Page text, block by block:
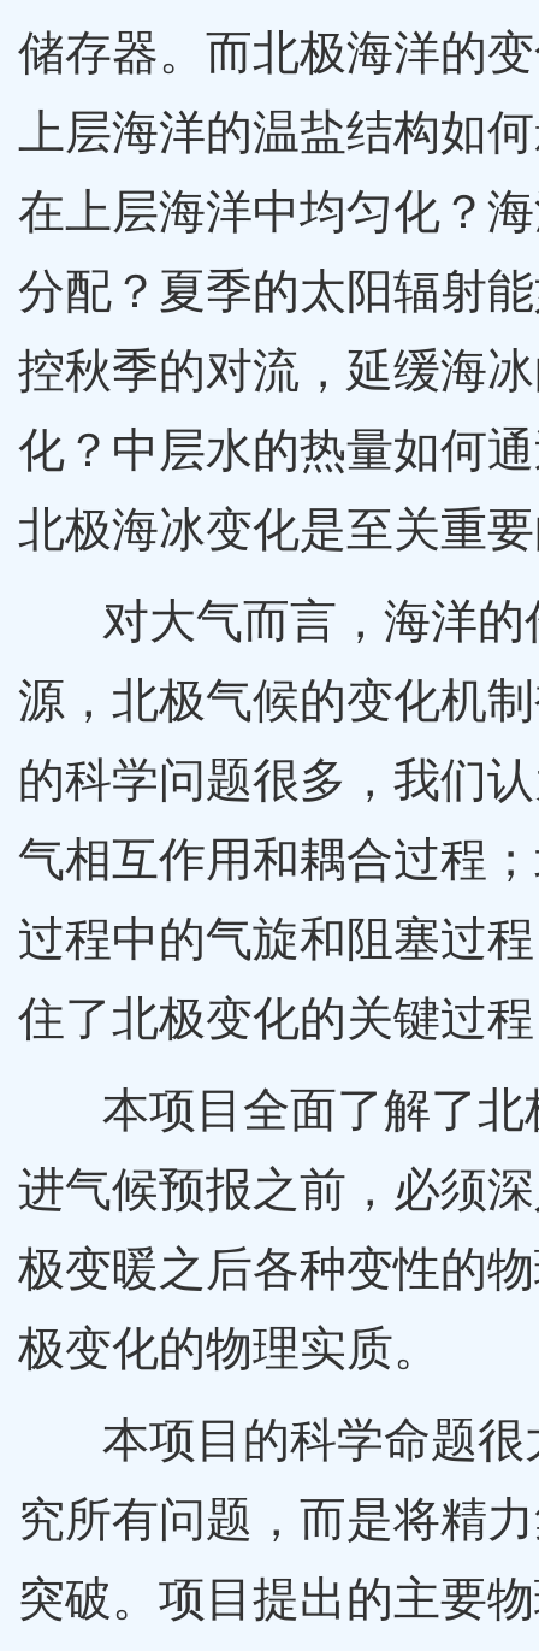
储存器。而北极海洋的
上层海洋的温盐结构如
在上层海洋中均匀化？
分配？夏季的太阳辐射
控秋季的对流，延缓海
化？中层水的热量如何
北极海冰变化是至关重
对大气而言，海洋的
源，北极气候的变化机
的科学问题很多，我们
气相互作用和耦合过程
过程中的气旋和阻塞过
住了北极变化的关键过
本项目全面了解了北
进气候预报之前，必须
极变暖之后各种变性的
极变化的物理实质。
本项目的科学命题很
究所有问题，而是将精
突破。项目提出的主要